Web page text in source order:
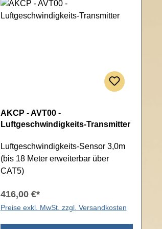
AKCP - AVT00 -
Luftgeschwindigkeits-Transmitter
Luftgeschwindigkeits-Sensor 3,0m
(bis 18 Meter erweiterbar über
CAT5)
416,00 €*
Preise exkl. MwSt. zzgl. Versandkosten